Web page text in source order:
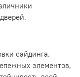
сайдинга.
элементов,